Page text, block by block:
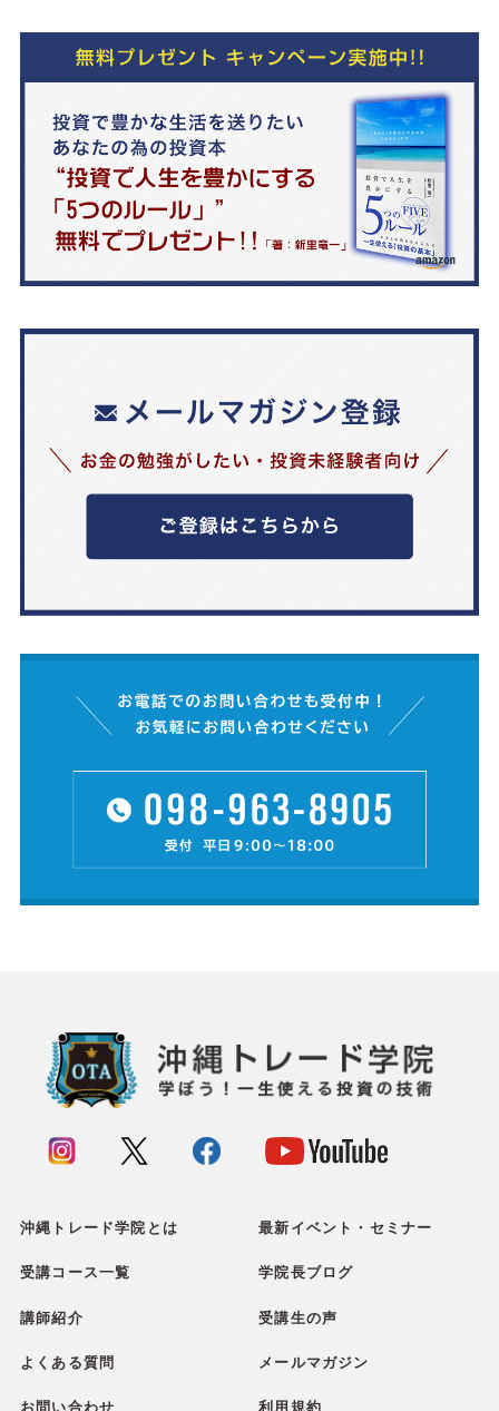
沖縄トレード学院とは 最新イベント・セミナー
受講コース一覧 学院長ブログ
講師紹介 受講生の声
よくある質問 メールマガジン
お問い合わせ 利用規約